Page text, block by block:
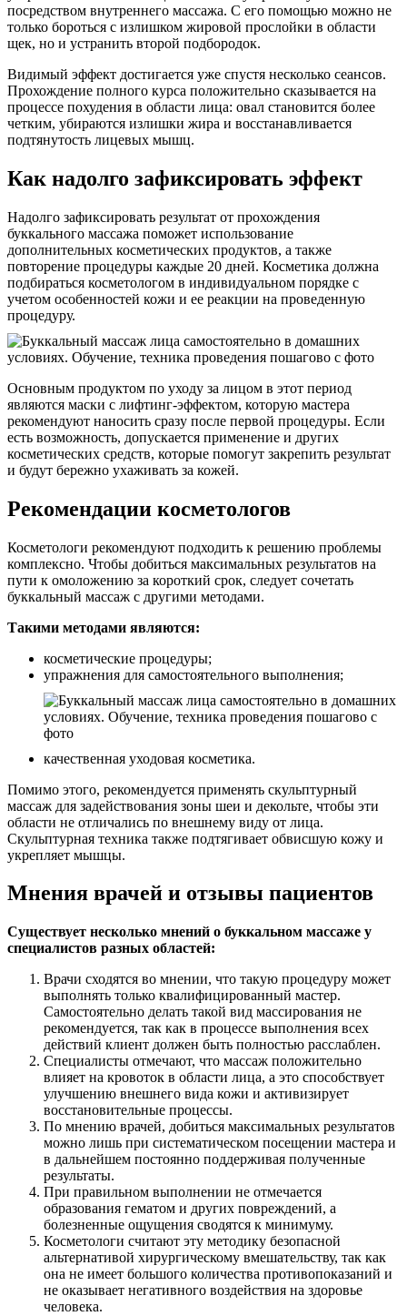
посредством внутреннего массажа. С его помощью можно не
только бороться с излишком жировой прослойки в области
щек, но и устранить второй подбородок.
Видимый эффект достигается уже спустя несколько сеансов.
Прохождение полного курса положительно сказывается на
процессе похудения в области лица: овал становится более
четким, убираются излишки жира и восстанавливается
подтянутость лицевых мышц.
Как надолго зафиксировать эффект
Надолго зафиксировать результат от прохождения
буккального массажа поможет использование
дополнительных косметических продуктов, а также
повторение процедуры каждые 20 дней. Косметика должна
подбираться косметологом в индивидуальном порядке с
учетом особенностей кожи и ее реакции на проведенную
процедуру.
Основным продуктом по уходу за лицом в этот период
являются маски с лифтинг-эффектом, которую мастера
рекомендуют наносить сразу после первой процедуры. Если
есть возможность, допускается применение и других
косметических средств, которые помогут закрепить результат
и будут бережно ухаживать за кожей.
Рекомендации косметологов
Косметологи рекомендуют подходить к решению проблемы
комплексно. Чтобы добиться максимальных результатов на
пути к омоложению за короткий срок, следует сочетать
буккальный массаж с другими методами.
Такими методами являются:
косметические процедуры;
упражнения для самостоятельного выполнения;
качественная уходовая косметика.
Помимо этого, рекомендуется применять скульптурный
массаж для задействования зоны шеи и декольте, чтобы эти
области не отличались по внешнему виду от лица.
Скульптурная техника также подтягивает обвисшую кожу и
укрепляет мышцы.
Мнения врачей и отзывы пациентов
Существует несколько мнений о буккальном массаже у
специалистов разных областей:
Врачи сходятся во мнении, что такую процедуру может
выполнять только квалифицированный мастер.
Самостоятельно делать такой вид массирования не
рекомендуется, так как в процессе выполнения всех
действий клиент должен быть полностью расслаблен.
Специалисты отмечают, что массаж положительно
влияет на кровоток в области лица, а это способствует
улучшению внешнего вида кожи и активизирует
восстановительные процессы.
По мнению врачей, добиться максимальных результатов
можно лишь при систематическом посещении мастера и
в дальнейшем постоянно поддерживая полученные
результаты.
При правильном выполнении не отмечается
образования гематом и других повреждений, а
болезненные ощущения сводятся к минимуму.
Косметологи считают эту методику безопасной
альтернативой хирургическому вмешательству, так как
она не имеет большого количества противопоказаний и
не оказывает негативного воздействия на здоровье
человека.